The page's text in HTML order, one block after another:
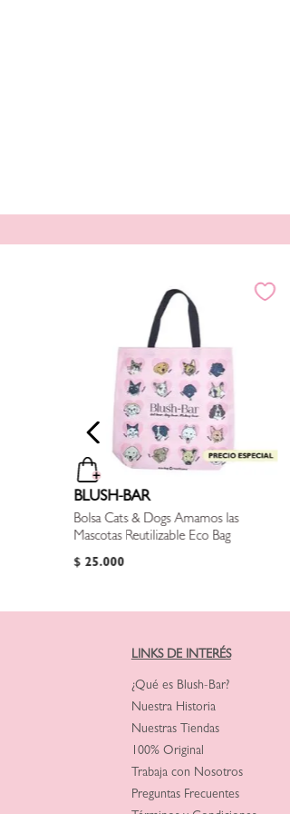
BLUSH-BAR
Bolsa Cats & Dogs Amamos las
Mascotas Reutilizable Eco Bag
$ 25.000
LINKS DE INTERÉS
¿Qué es Blush-Bar?
Nuestra Historia
Nuestras Tiendas
100% Original
Trabaja con Nosotros
Preguntas Frecuentes